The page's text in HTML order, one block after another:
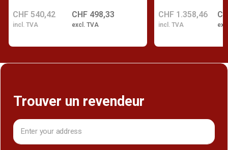
CHF 498,33
excl. TVA
CHF 540,42
incl. TVA
CHF 1.358,46
incl. TVA
Trouver un revendeur